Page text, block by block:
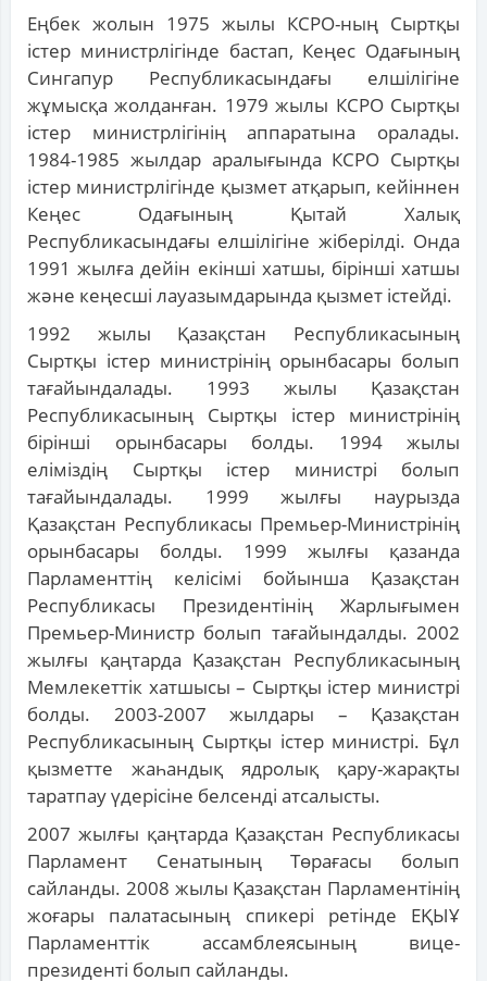
Еңбек жолын 1975 жылы КСРО-ның Сыртқы
істер министрлігінде бастап, Кеңес Одағының
Сингапур Республикасындағы елшілігіне
жұмысқа жолданған. 1979 жылы КСРО Сыртқы
істер министрлігінің аппаратына оралады.
1984-1985 жылдар аралығында КСРО Сыртқы
істер министрлігінде қызмет атқарып, кейіннен
Кеңес Одағының Қытай Халық
Республикасындағы елшілігіне жіберілді. Онда
1991 жылға дейін екінші хатшы, бірінші хатшы
және кеңесші лауазымдарында қызмет істейді.
1992 жылы Қазақстан Республикасының
Сыртқы істер министрінің орынбасары болып
тағайындалады. 1993 жылы Қазақстан
Республикасының Сыртқы істер министрінің
бірінші орынбасары болды. 1994 жылы
еліміздің Сыртқы істер министрі болып
тағайындалады. 1999 жылғы наурызда
Қазақстан Республикасы Премьер-Министрінің
орынбасары болды. 1999 жылғы қазанда
Парламенттің келісімі бойынша Қазақстан
Республикасы Президентінің Жарлығымен
Премьер-Министр болып тағайындалды. 2002
жылғы қаңтарда Қазақстан Республикасының
Мемлекеттік хатшысы – Сыртқы істер министрі
болды. 2003-2007 жылдары – Қазақстан
Республикасының Сыртқы істер министрі. Бұл
қызметте жаһандық ядролық қару-жарақты
таратпау үдерісіне белсенді атсалысты.
2007 жылғы қаңтарда Қазақстан Республикасы
Парламент Сенатының Төрағасы болып
сайланды. 2008 жылы Қазақстан Парламентінің
жоғары палатасының спикері ретінде ЕҚЫҰ
Парламенттік ассамблеясының вице-
президенті болып сайланды.